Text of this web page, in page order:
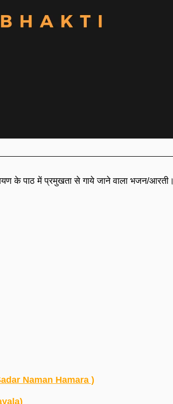
के पाठ में प्रमुखता से गाये जाने वाला भजन/आरती।
Naman Hamara )